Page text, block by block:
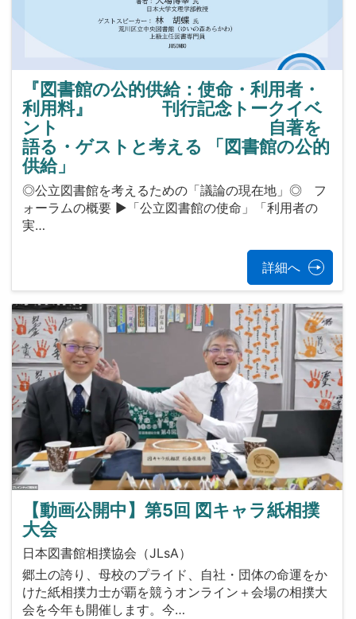
『図書館の公的供給：使命・利用者・
利用料』 刊行記念トークイベ
ント 自著を
語る・ゲストと考える 「図書館の公的
供給」
◎公立図書館を考えるための「議論の現在地」◎ フ
ォーラムの概要 ▶「公立図書館の使命」「利用者の
実…
詳細へ
【動画公開中】第5回 図キャラ紙相撲
大会
日本図書館相撲協会（JLsA）
郷土の誇り、母校のプライド、自社・団体の命運をか
けた紙相撲力士が覇を競うオンライン＋会場の相撲大
会を今年も開催します。今…